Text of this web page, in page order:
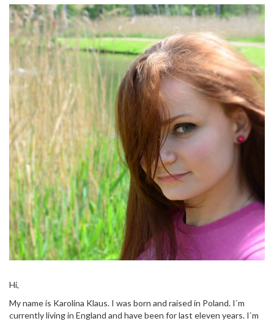
Hi,
My name is Karolina Klaus. I was born and raised in Poland. I`m
currently living in England and have been for last eleven years. I`m